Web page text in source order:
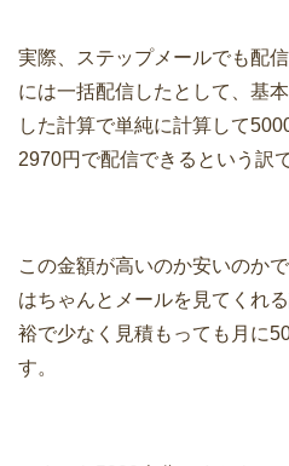
実際、ステップメールでも配
には一括配信したとして、基
した計算で単純に計算して
2970円で配信できるという訳で
この金額が高いのか安いのか
はちゃんとメールを見てくれ
裕で少なく見積もっても月に
す。